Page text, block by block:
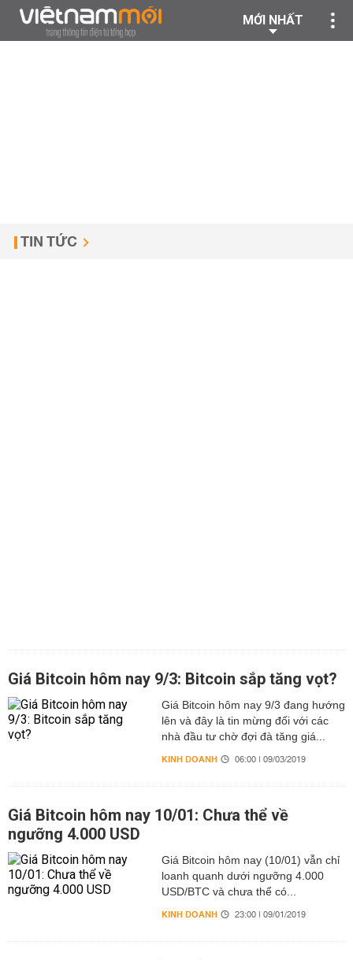
MỚI NHẤT
TIN TỨC
Giá Bitcoin hôm nay 9/3: Bitcoin sắp tăng vọt?
Giá Bitcoin hôm nay 9/3 đang hướng
lên và đây là tin mừng đối với các
nhà đầu tư chờ đợi đà tăng giá...
KINH DOANH 06:00 | 09/03/2019
Giá Bitcoin hôm nay 10/01: Chưa thể về
ngưỡng 4.000 USD
Giá Bitcoin hôm nay (10/01) vẫn chỉ
loanh quanh dưới ngưỡng 4.000
USD/BTC và chưa thể có...
KINH DOANH 23:00 | 09/01/2019